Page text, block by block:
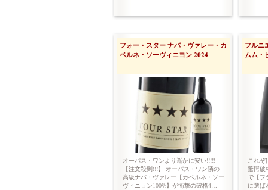
フォー・スター ナパ・ヴァレー・カ
ベルネ・ソーヴィニヨン 2024
オーパス・ワンより遥かに安い!!!!!
【注文殺到!!!】 オーパス・ワン隣の
高級ナパ・ヴァレー【カベルネ・ソー
ヴィニョン100%】が衝撃の破格4…
フルニ
ムム・
これぞ
驚愕破
で【フ
に選